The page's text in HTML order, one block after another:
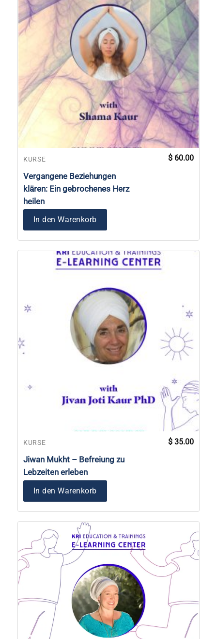
KURSE
Vergangene Beziehungen
klären: Ein gebrochenes Herz
heilen
$ 60.00
In den Warenkorb
KURSE
Jiwan Mukht – Befreiung zu
Lebzeiten erleben
$ 35.00
In den Warenkorb